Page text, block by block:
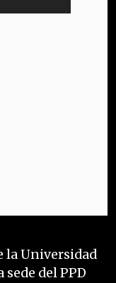
la Universidad
del PPD